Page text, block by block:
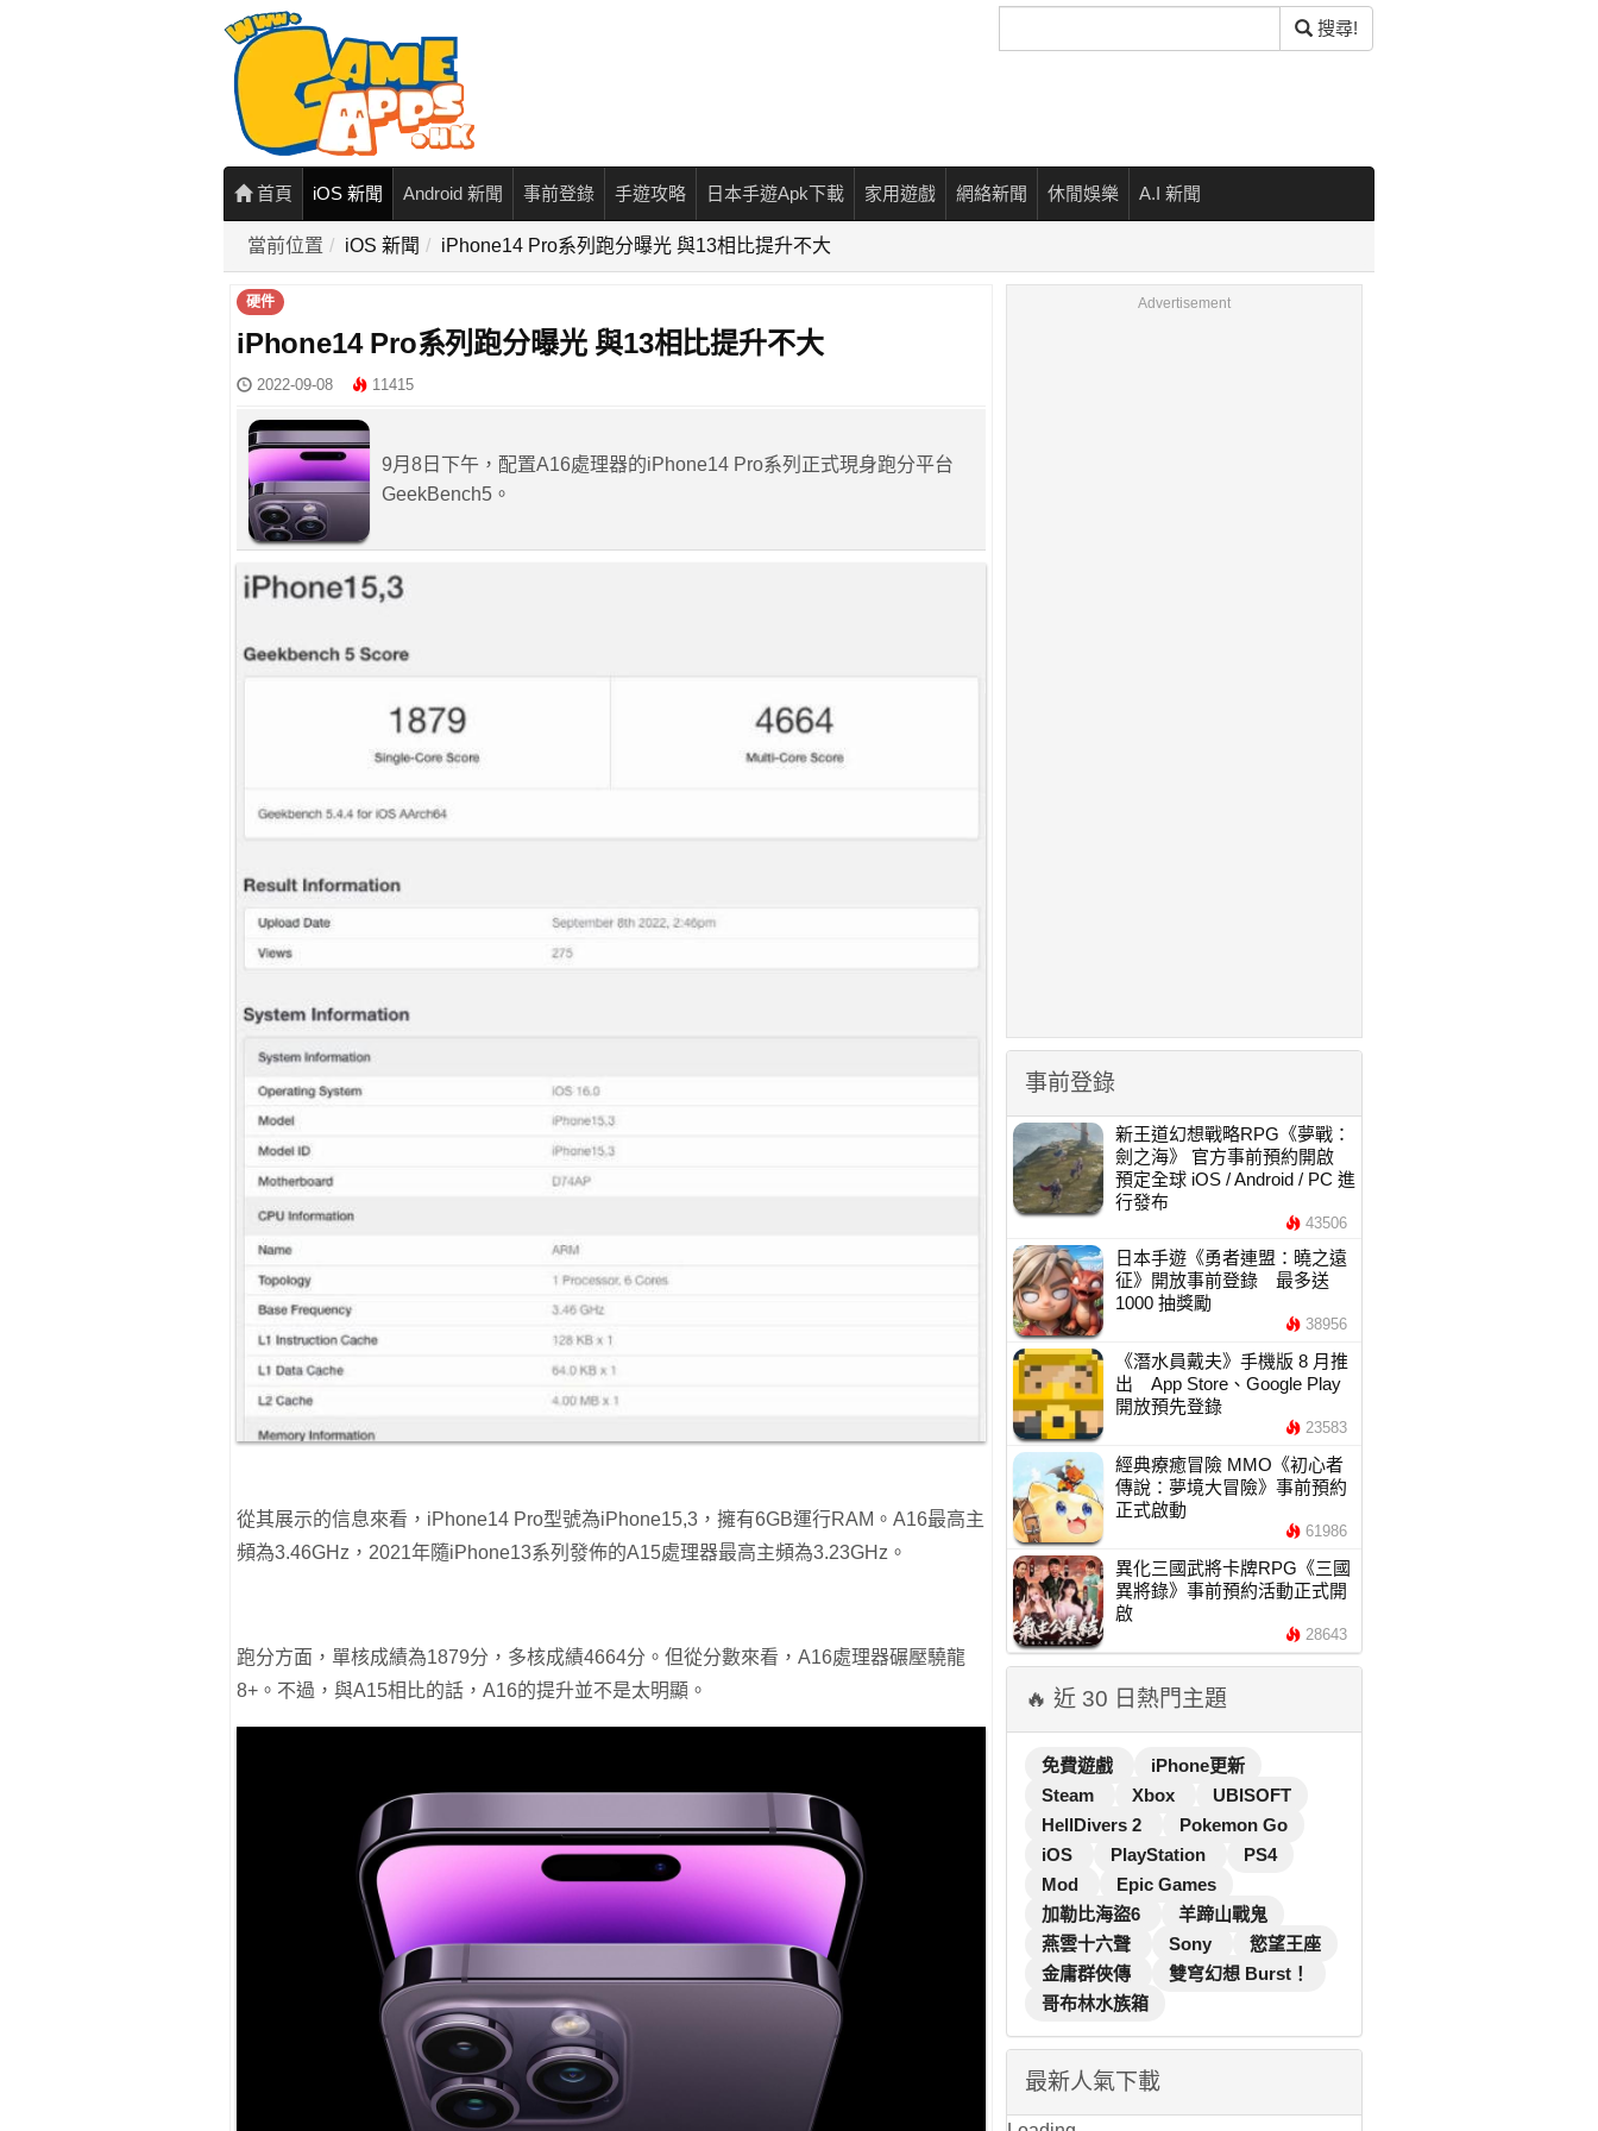
尋
搜尋!
首頁 iOS 新聞 Android 新聞 事前登錄 手遊攻略 日本手遊Apk下載 家用遊戲 網絡新聞 休閒娛樂 A.I 新聞
當前位置 iOS 新聞 iPhone14 Pro系列跑分曝光 與13相比提升不大
硬件
iPhone14 Pro系列跑分曝光 與13相比提升不大
2022-09-08 11415
9月8日下午，配置A16處理器的iPhone14 Pro系列正式現身跑分平台
GeekBench5。
從其展示的信息來看，iPhone14 Pro型號為iPhone15,3，擁有6GB運行RAM。A16最高主
頻為3.46GHz，2021年隨iPhone13系列發佈的A15處理器最高主頻為3.23GHz。
跑分方面，單核成績為1879分，多核成績4664分。但從分數來看，A16處理器碾壓驍龍
8+。不過，與A15相比的話，A16的提升並不是太明顯。
Advertisement
事前登錄
新王道幻想戰略RPG《夢戰：
劍之海》 官方事前預約開啟
預定全球 iOS / Android / PC 進
行發布
43506
日本手遊《勇者連盟：曉之遠
征》開放事前登錄 最多送
1000 抽獎勵
38956
《潛水員戴夫》手機版 8 月推
出 App Store、Google Play
開放預先登錄
23583
經典療癒冒險 MMO《初心者
傳說：夢境大冒險》事前預約
正式啟動
61986
異化三國武將卡牌RPG《三國
異將錄》事前預約活動正式開
啟
28643
🔥 近 30 日熱門主題
免費遊戲
iPhone更新
Steam
Xbox
UBISOFT
HellDivers 2
Pokemon Go
iOS
PlayStation
PS4
Mod
Epic Games
加勒比海盜6
羊蹄山戰鬼
燕雲十六聲
Sony
慾望王座
金庸群俠傳
雙穹幻想 Burst！
哥布林水族箱
最新人氣下載